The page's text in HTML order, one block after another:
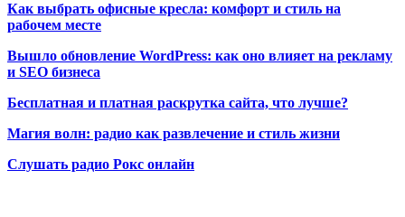
Как выбрать офисные кресла: комфорт и стиль на
рабочем месте
Вышло обновление WordPress: как оно влияет на рекламу
и SEO бизнеса
Бесплатная и платная раскрутка сайта, что лучше?
Магия волн: радио как развлечение и стиль жизни
Слушать радио Рокс онлайн